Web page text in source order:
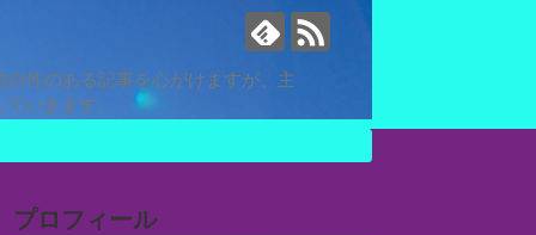
性のある記事を心がけますが、主
いきます。
プロフィール